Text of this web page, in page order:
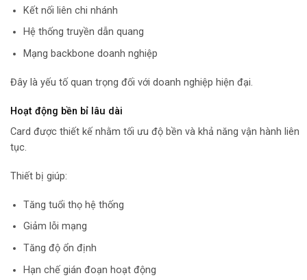
Kết nối liên chi nhánh
Hệ thống truyền dẫn quang
Mạng backbone doanh nghiệp
Đây là yếu tố quan trọng đối với doanh nghiệp hiện đại.
Hoạt động bền bỉ lâu dài
Card được thiết kế nhằm tối ưu độ bền và khả năng vận hành liên
tục.
Thiết bị giúp:
Tăng tuổi thọ hệ thống
Giảm lỗi mạng
Tăng độ ổn định
Hạn chế gián đoạn hoạt động